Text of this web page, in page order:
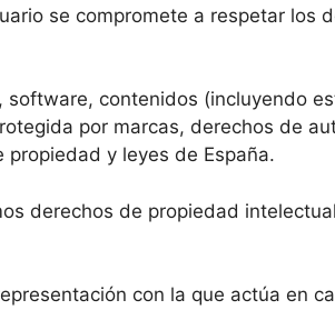
se compromete a respetar los
contenidos (incluyendo
por marcas, derechos de
y leyes de España.
derechos de propiedad
con la que actúa en